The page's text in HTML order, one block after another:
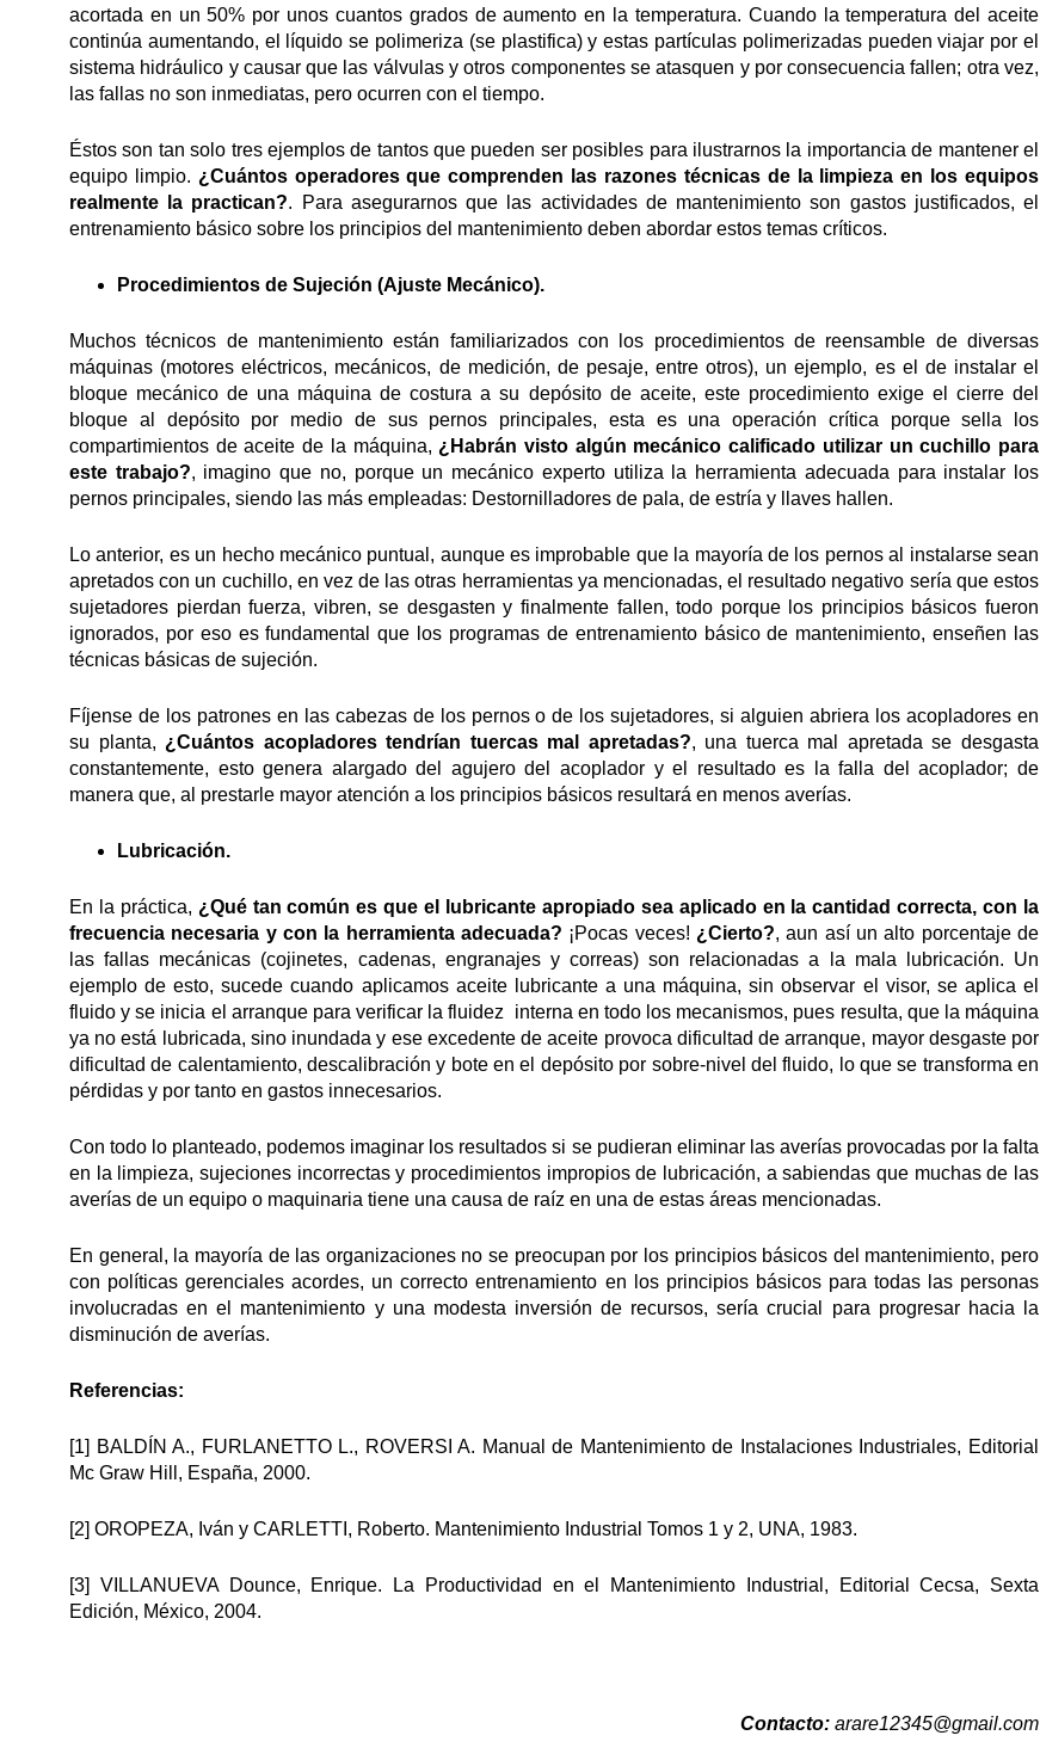
acortada en un 50% por unos cuantos grados de aumento en la temperatura. Cuando la temperatura del aceite
continúa aumentando, el líquido se polimeriza (se plastifica) y estas partículas polimerizadas pueden viajar por el
sistema hidráulico y causar que las válvulas y otros componentes se atasquen y por consecuencia fallen; otra vez,
las fallas no son inmediatas, pero ocurren con el tiempo.
Éstos son tan solo tres ejemplos de tantos que pueden ser posibles para ilustrarnos la importancia de mantener el
equipo limpio. ¿Cuántos operadores que comprenden las razones técnicas de la limpieza en los equipos
realmente la practican?. Para asegurarnos que las actividades de mantenimiento son gastos justificados, el
entrenamiento básico sobre los principios del mantenimiento deben abordar estos temas críticos.
Procedimientos de Sujeción (Ajuste Mecánico).
Muchos técnicos de mantenimiento están familiarizados con los procedimientos de reensamble de diversas
máquinas (motores eléctricos, mecánicos, de medición, de pesaje, entre otros), un ejemplo, es el de instalar el
bloque mecánico de una máquina de costura a su depósito de aceite, este procedimiento exige el cierre del
bloque al depósito por medio de sus pernos principales, esta es una operación crítica porque sella los
compartimientos de aceite de la máquina, ¿Habrán visto algún mecánico calificado utilizar un cuchillo para
este trabajo?, imagino que no, porque un mecánico experto utiliza la herramienta adecuada para instalar los
pernos principales, siendo las más empleadas: Destornilladores de pala, de estría y llaves hallen.
Lo anterior, es un hecho mecánico puntual, aunque es improbable que la mayoría de los pernos al instalarse sean
apretados con un cuchillo, en vez de las otras herramientas ya mencionadas, el resultado negativo sería que estos
sujetadores pierdan fuerza, vibren, se desgasten y finalmente fallen, todo porque los principios básicos fueron
ignorados, por eso es fundamental que los programas de entrenamiento básico de mantenimiento, enseñen las
técnicas básicas de sujeción.
Fíjense de los patrones en las cabezas de los pernos o de los sujetadores, si alguien abriera los acopladores en
su planta, ¿Cuántos acopladores tendrían tuercas mal apretadas?, una tuerca mal apretada se desgasta
constantemente, esto genera alargado del agujero del acoplador y el resultado es la falla del acoplador; de
manera que, al prestarle mayor atención a los principios básicos resultará en menos averías.
Lubricación.
En la práctica, ¿Qué tan común es que el lubricante apropiado sea aplicado en la cantidad correcta, con la
frecuencia necesaria y con la herramienta adecuada? ¡Pocas veces! ¿Cierto?, aun así un alto porcentaje de
las fallas mecánicas (cojinetes, cadenas, engranajes y correas) son relacionadas a la mala lubricación. Un
ejemplo de esto, sucede cuando aplicamos aceite lubricante a una máquina, sin observar el visor, se aplica el
fluido y se inicia el arranque para verificar la fluidez interna en todo los mecanismos, pues resulta, que la máquina
ya no está lubricada, sino inundada y ese excedente de aceite provoca dificultad de arranque, mayor desgaste por
dificultad de calentamiento, descalibración y bote en el depósito por sobre-nivel del fluido, lo que se transforma en
pérdidas y por tanto en gastos innecesarios.
Con todo lo planteado, podemos imaginar los resultados si se pudieran eliminar las averías provocadas por la falta
en la limpieza, sujeciones incorrectas y procedimientos impropios de lubricación, a sabiendas que muchas de las
averías de un equipo o maquinaria tiene una causa de raíz en una de estas áreas mencionadas.
En general, la mayoría de las organizaciones no se preocupan por los principios básicos del mantenimiento, pero
con políticas gerenciales acordes, un correcto entrenamiento en los principios básicos para todas las personas
involucradas en el mantenimiento y una modesta inversión de recursos, sería crucial para progresar hacia la
disminución de averías.
Referencias:
[1] BALDÍN A., FURLANETTO L., ROVERSI A. Manual de Mantenimiento de Instalaciones Industriales, Editorial
Mc Graw Hill, España, 2000.
[2] OROPEZA, Iván y CARLETTI, Roberto. Mantenimiento Industrial Tomos 1 y 2, UNA, 1983.
[3] VILLANUEVA Dounce, Enrique. La Productividad en el Mantenimiento Industrial, Editorial Cecsa, Sexta
Edición, México, 2004.
Contacto: arare12345@gmail.com